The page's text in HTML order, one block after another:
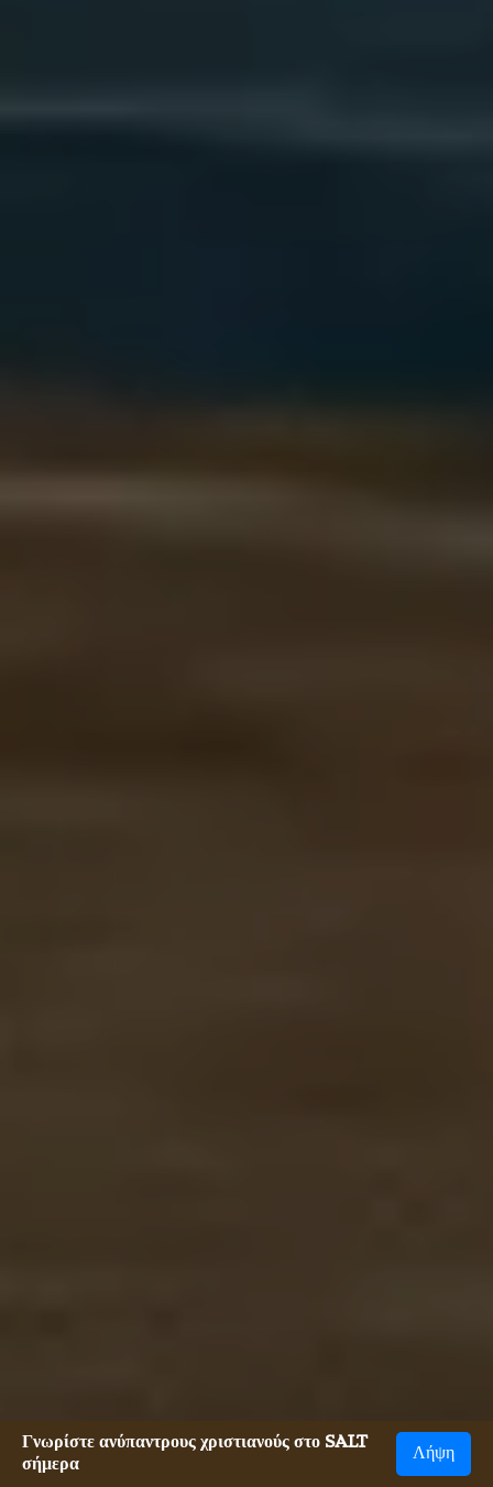
Γνωρίστε ανύπαντρους χριστιανούς στο SALT
σήμερα
Λήψη